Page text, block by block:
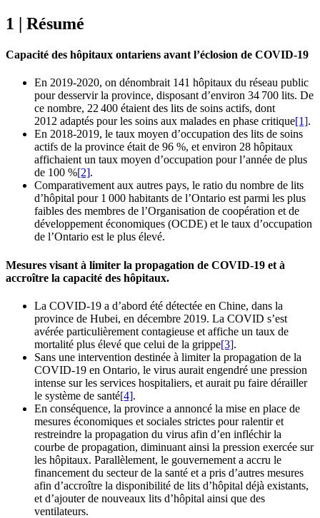
1 | Résumé
Capacité des hôpitaux ontariens avant l’éclosion de COVID-19
En 2019-2020, on dénombrait 141 hôpitaux du réseau public
pour desservir la province, disposant d’environ 34 700 lits. De
ce nombre, 22 400 étaient des lits de soins actifs, dont
2012 adaptés pour les soins aux malades en phase critique[1].
En 2018-2019, le taux moyen d’occupation des lits de soins
actifs de la province était de 96 %, et environ 28 hôpitaux
affichaient un taux moyen d’occupation pour l’année de plus
de 100 %[2].
Comparativement aux autres pays, le ratio du nombre de lits
d’hôpital pour 1 000 habitants de l’Ontario est parmi les plus
faibles des membres de l’Organisation de coopération et de
développement économiques (OCDE) et le taux d’occupation
de l’Ontario est le plus élevé.
Mesures visant à limiter la propagation de COVID-19 et à
accroître la capacité des hôpitaux.
La COVID-19 a d’abord été détectée en Chine, dans la
province de Hubei, en décembre 2019. La COVID s’est
avérée particulièrement contagieuse et affiche un taux de
mortalité plus élevé que celui de la grippe[3].
Sans une intervention destinée à limiter la propagation de la
COVID-19 en Ontario, le virus aurait engendré une pression
intense sur les services hospitaliers, et aurait pu faire dérailler
le système de santé[4].
En conséquence, la province a annoncé la mise en place de
mesures économiques et sociales strictes pour ralentir et
restreindre la propagation du virus afin d’en infléchir la
courbe de propagation, diminuant ainsi la pression exercée sur
les hôpitaux. Parallèlement, le gouvernement a accru le
financement du secteur de la santé et a pris d’autres mesures
afin d’accroître la disponibilité de lits d’hôpital déjà existants,
et d’ajouter de nouveaux lits d’hôpital ainsi que des
ventilateurs.